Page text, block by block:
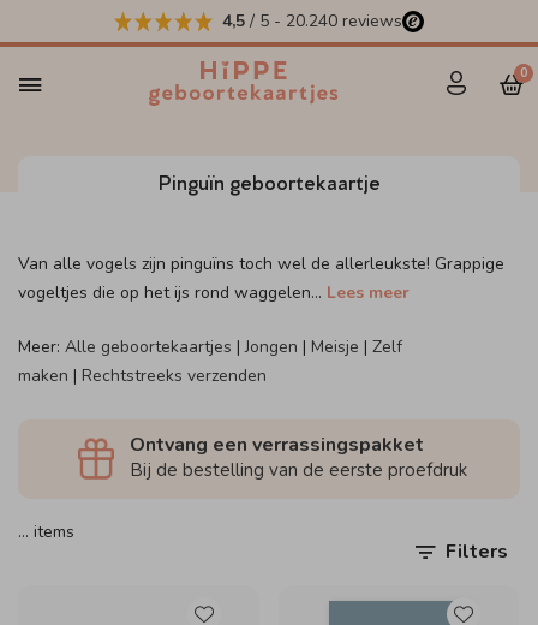
4,5 / 5 - 20.240 reviews
0
Pinguïn geboortekaartje
Van alle vogels zijn pinguïns toch wel de allerleukste! Grappige
vogeltjes die op het ijs rond waggelen... Lees meer
Meer: Alle geboortekaartjes |Jongen | Meisje | Zelf
maken | Rechtstreeks verzenden
Ontvang een verrassingspakket
Bij de bestelling van de eerste proefdruk
… items
Filters